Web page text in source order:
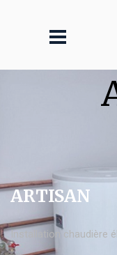
ARTISAN
Installation chaudière